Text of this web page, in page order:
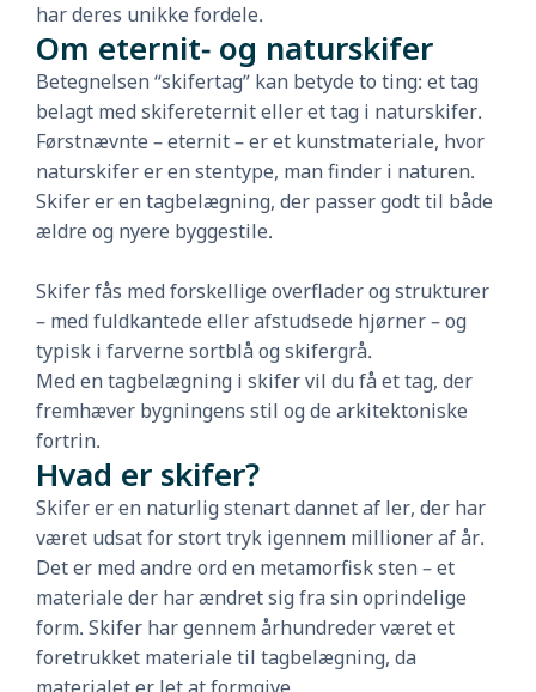
har deres unikke fordele.
Om eternit- og naturskifer
Betegnelsen “skifertag” kan betyde to ting: et tag
belagt med skifereternit eller et tag i naturskifer.
Førstnævnte – eternit – er et kunstmateriale, hvor
naturskifer er en stentype, man finder i naturen.
Skifer er en tagbelægning, der passer godt til både
ældre og nyere byggestile.
Skifer fås med forskellige overflader og strukturer
– med fuldkantede eller afstudsede hjørner – og
typisk i farverne sortblå og skifergrå.
Med en tagbelægning i skifer vil du få et tag, der
fremhæver bygningens stil og de arkitektoniske
fortrin.
Hvad er skifer?
Skifer er en naturlig stenart dannet af ler, der har
været udsat for stort tryk igennem millioner af år.
Det er med andre ord en metamorfisk sten – et
materiale der har ændret sig fra sin oprindelige
form. Skifer har gennem århundreder været et
foretrukket materiale til tagbelægning, da